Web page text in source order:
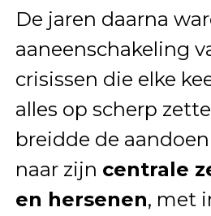
De jaren daarna
aaneenschakeling
crisissen die elke
alles op scherp
breidde de
naar zijn centrale
en hersenen, met